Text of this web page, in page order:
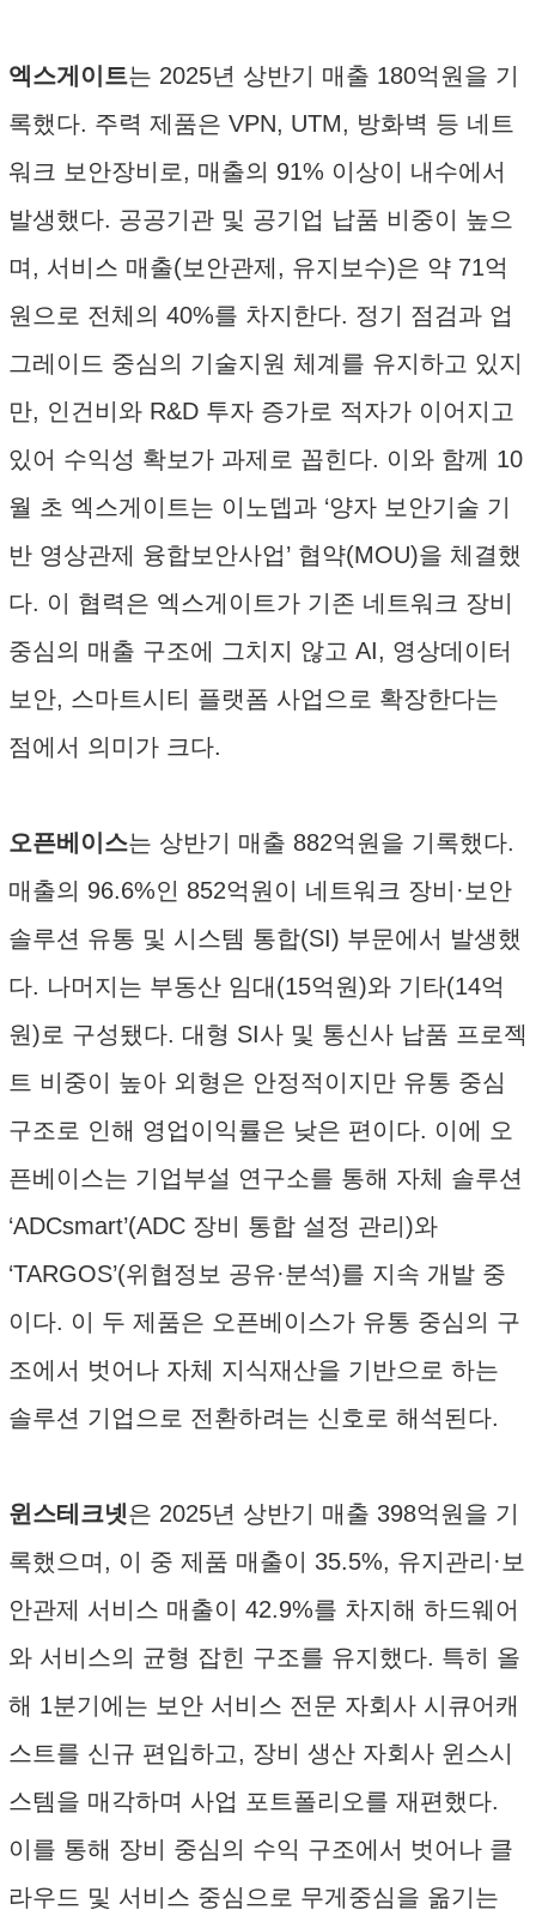
엑스게이트는 2025년 상반기 매출 180억원을 기
록했다. 주력 제품은 VPN, UTM, 방화벽 등 네트
워크 보안장비로, 매출의 91% 이상이 내수에서
발생했다. 공공기관 및 공기업 납품 비중이 높으
며, 서비스 매출(보안관제, 유지보수)은 약 71억
원으로 전체의 40%를 차지한다. 정기 점검과 업
그레이드 중심의 기술지원 체계를 유지하고 있지
만, 인건비와 R&D 투자 증가로 적자가 이어지고
있어 수익성 확보가 과제로 꼽힌다. 이와 함께 10
월 초 엑스게이트는 이노뎁과 ‘양자 보안기술 기
반 영상관제 융합보안사업’ 협약(MOU)을 체결했
다. 이 협력은 엑스게이트가 기존 네트워크 장비
중심의 매출 구조에 그치지 않고 AI, 영상데이터
보안, 스마트시티 플랫폼 사업으로 확장한다는
점에서 의미가 크다.
오픈베이스는 상반기 매출 882억원을 기록했다.
매출의 96.6%인 852억원이 네트워크 장비·보안
솔루션 유통 및 시스템 통합(SI) 부문에서 발생했
다. 나머지는 부동산 임대(15억원)와 기타(14억
원)로 구성됐다. 대형 SI사 및 통신사 납품 프로젝
트 비중이 높아 외형은 안정적이지만 유통 중심
구조로 인해 영업이익률은 낮은 편이다. 이에 오
픈베이스는 기업부설 연구소를 통해 자체 솔루션
‘ADCsmart’(ADC 장비 통합 설정 관리)와
‘TARGOS’(위협정보 공유·분석)를 지속 개발 중
이다. 이 두 제품은 오픈베이스가 유통 중심의 구
조에서 벗어나 자체 지식재산을 기반으로 하는
솔루션 기업으로 전환하려는 신호로 해석된다.
윈스테크넷은 2025년 상반기 매출 398억원을 기
록했으며, 이 중 제품 매출이 35.5%, 유지관리·보
안관제 서비스 매출이 42.9%를 차지해 하드웨어
와 서비스의 균형 잡힌 구조를 유지했다. 특히 올
해 1분기에는 보안 서비스 전문 자회사 시큐어캐
스트를 신규 편입하고, 장비 생산 자회사 윈스시
스템을 매각하며 사업 포트폴리오를 재편했다.
이를 통해 장비 중심의 수익 구조에서 벗어나 클
라우드 및 서비스 중심으로 무게중심을 옮기는